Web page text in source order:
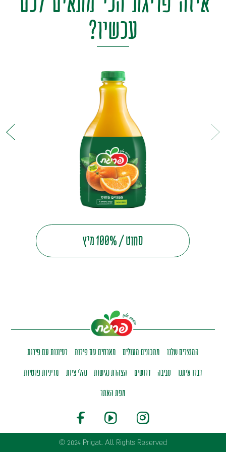
עכשיו?
סחוט / 100% מיץ
המוצרים שלנו מתכונים מעולים מארחים עם פירות
רעיונות עם פירות
דברו איתנו
סביבה דרושים הצהרת נגישות נהלי ציות
מדיניות פרטיות
מפת האתר
© 2024 Prigat. All Rights Reserved